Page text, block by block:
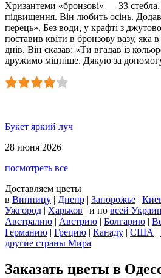
Хризантеми «бронзові» — 33 стебла.
підвищення. Він любить осінь.
перець». Без води, у крафті з
поставив квіти в бронзову вазу, яка
днів. Він сказав: «Ти вгадав із
дружимо міцніше. Дякую за
Букет яркий луч
28 июня 2026
посмотреть все
Доставляем цветы
в Винницу | Днепр | Запорожье |
Ужгород | Харьков | и по всей
Австралию | Австрию | Болгарию |
Германию | Грецию | Канаду | США |
другие страны Мира
Заказать цветы в